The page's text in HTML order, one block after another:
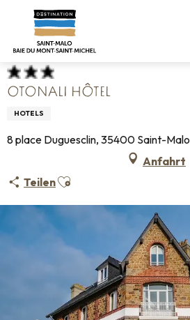
contenu
Startseite
Otonali Hôtel
OTONALI HÔTEL
HOTELS
8 place Duguesclin, 35400 Saint-Malo
Anfahrt
TeilenAjouter aux favoris